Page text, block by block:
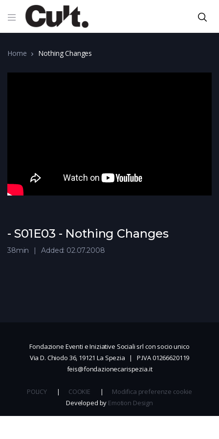
Home Nothing Changes
- S01E03 - Nothing Changes
38min Added: 02.07.2008
Fondazione Eventi e Iniziative Sociali srl con socio unico
Via D. Chiodo 36, 19121 La Spezia | P.IVA 01266620119
feis@fondazionecarispezia.it
POLICY | COOKIE | Modifica preferenze cookie
Developed by Emotion Design